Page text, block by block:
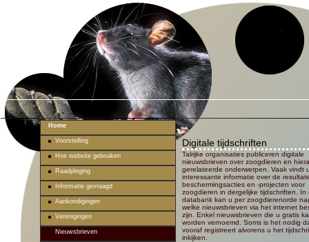
Home
Voorstelling
Hoe website gebruiken
Raadpleging
Informatie gevraagd
Aankondigingen
Verenigingen
Nieuwsbrieven
Digitale tijdschriften
Talrijke organisaties publiceren digitale
nieuwsbrieven over zoogdieren en
gerelateerde onderwerpen. Vaak vindt
interessante informatie over de
beschermingsacties en -projecten voor
zoogdieren in dergelijke tijdschriften. In
databank kan u per zoogdierenorde
welke nieuwsbrieven via het internet
zijn. Enkel nieuwsbrieven die u gratis
worden vernoemd. Soms is het nodig
vooraf registreert alvorens u het
inkijken.